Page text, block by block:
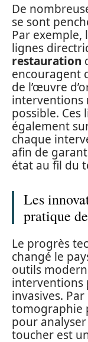
De
se sont
Par exemple,
lignes
restauration
encouragent
de l’œuvre
interventions
possible.
également
chaque
afin de
état au fil du
Les
pratique
Le progrès
changé le
outils
interventions
invasives.
tomographie
pour analyser
toucher est